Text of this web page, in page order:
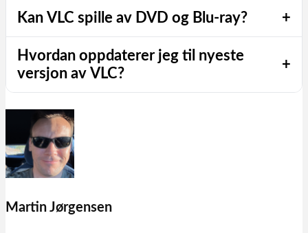
Kan VLC spille av DVD og Blu‑ray? +
Hvordan oppdaterer jeg til nyeste
versjon av VLC?
+
Martin Jørgensen